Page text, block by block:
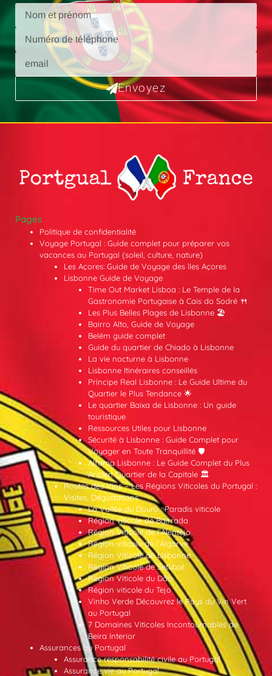
Envoyez
Pages
Politique de confidentialité
Voyage Portugal : Guide complet pour préparer vos
vacances au Portugal (soleil, culture, nature)
Les Açores: Guide de Voyage des îles Açores
Lisbonne Guide de Voyage
Time Out Market Lisboa : Le Temple de la
Gastronomie Portugaise à Cais do Sodré 🍴
Les Plus Belles Plages de Lisbonne 🏖️
Bairro Alto, Guide de Voyage
Belém guide complet
Guide du quartier de Chiado à Lisbonne
La vie nocturne à Lisbonne
Lisbonne Itinéraires conseillés
Príncipe Real Lisbonne : Le Guide Ultime du
Quartier le Plus Tendance 🌟
Le quartier Baixa de Lisbonne : Un guide
touristique
Ressources Utiles pour Lisbonne
Sécurité à Lisbonne : Guide Complet pour
Voyager en Toute Tranquillité 🛡️
Alfama Lisbonne : Le Guide Complet du Plus
Ancien Quartier de la Capitale 🏛️
Routes des Vins – Les Régions Viticoles du Portugal :
Visites, Dégustations
La Vallée du Douro : Paradis viticole
Région viticole de Bairrada
Région Viticole de l’Alentejo
Région viticole de l’Algarve
Région Viticole de Lisbonne
Région Viticole de Setúbal
Région Viticole du Dão
Région viticole du Tejo
Vinho Verde Découvrez le Pays du Vin Vert
au Portugal
7 Domaines Viticoles Incontournables de
Beira Interior
Assurances au Portugal
Assurance responsabilité civile au Portugal
Assurance vie au Portugal